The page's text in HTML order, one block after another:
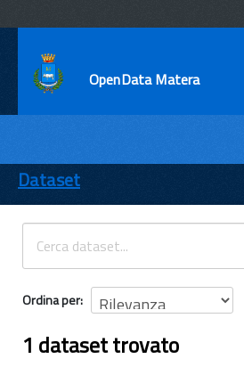
OpenData Matera
ENTI
TEMI
INFORMAZIONI
Dataset
Ordina per
1 dataset trovato